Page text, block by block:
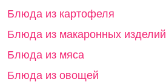
Блюда из картофеля
Блюда из макаронных изделий
Блюда из мяса
Блюда из овощей